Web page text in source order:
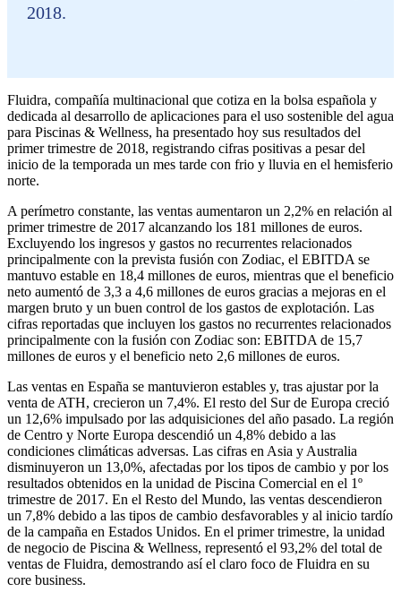
2018.
Fluidra, compañía multinacional que cotiza en la bolsa española y
dedicada al desarrollo de aplicaciones para el uso sostenible del agua
para Piscinas & Wellness, ha presentado hoy sus resultados del
primer trimestre de 2018, registrando cifras positivas a pesar del
inicio de la temporada un mes tarde con frio y lluvia en el hemisferio
norte.
A perímetro constante, las ventas aumentaron un 2,2% en relación al
primer trimestre de 2017 alcanzando los 181 millones de euros.
Excluyendo los ingresos y gastos no recurrentes relacionados
principalmente con la prevista fusión con Zodiac, el EBITDA se
mantuvo estable en 18,4 millones de euros, mientras que el beneficio
neto aumentó de 3,3 a 4,6 millones de euros gracias a mejoras en el
margen bruto y un buen control de los gastos de explotación. Las
cifras reportadas que incluyen los gastos no recurrentes relacionados
principalmente con la fusión con Zodiac son: EBITDA de 15,7
millones de euros y el beneficio neto 2,6 millones de euros.
Las ventas en España se mantuvieron estables y, tras ajustar por la
venta de ATH, crecieron un 7,4%. El resto del Sur de Europa creció
un 12,6% impulsado por las adquisiciones del año pasado. La región
de Centro y Norte Europa descendió un 4,8% debido a las
condiciones climáticas adversas. Las cifras en Asia y Australia
disminuyeron un 13,0%, afectadas por los tipos de cambio y por los
resultados obtenidos en la unidad de Piscina Comercial en el 1º
trimestre de 2017. En el Resto del Mundo, las ventas descendieron
un 7,8% debido a las tipos de cambio desfavorables y al inicio tardío
de la campaña en Estados Unidos. En el primer trimestre, la unidad
de negocio de Piscina & Wellness, representó el 93,2% del total de
ventas de Fluidra, demostrando así el claro foco de Fluidra en su
core business.